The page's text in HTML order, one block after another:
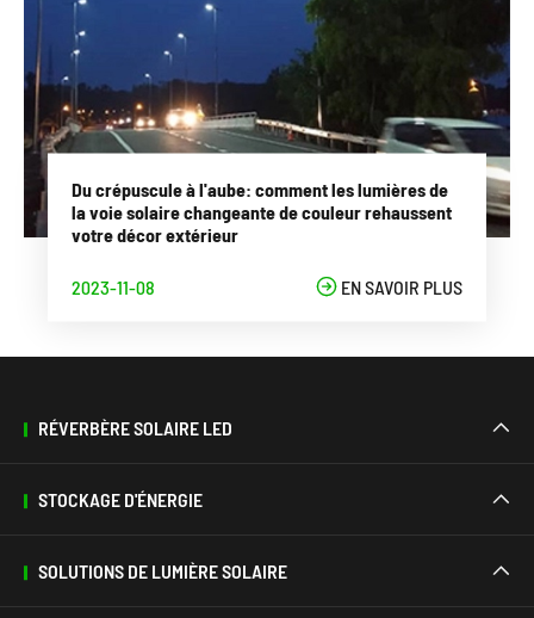
Du crépuscule à l'aube: comment les lumières de
la voie solaire changeante de couleur rehaussent
votre décor extérieur
2023-11-08  EN SAVOIR PLUS
RÉVERBÈRE SOLAIRE LED 
STOCKAGE D'ÉNERGIE 
SOLUTIONS DE LUMIÈRE SOLAIRE 